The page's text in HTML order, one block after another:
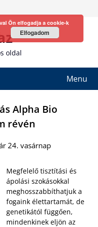
oldal
Menu
Alpha Bio
révén
24. vasárnap
Megfelelő tisztítási és
ápolási szokásokkal
meghosszabbíthatjuk a
fogaink élettartamát, de
genetikától függően,
mindenkinek eljön az
Ön elfogadja a cookie-k
Elfogadom